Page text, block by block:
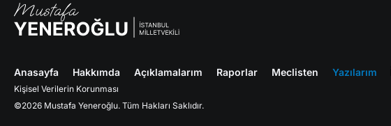
Anasayfa Hakkımda Açıklamalarım Raporlar Meclisten Yazılarım
Kişisel Verilerin Korunması
©2026 Mustafa Yeneroğlu. Tüm Hakları Saklıdır.